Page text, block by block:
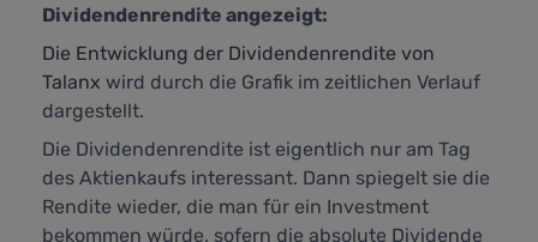
Dividendenrendite angezeigt:
Die Entwicklung der Dividendenrendite von
Talanx wird durch die Grafik im zeitlichen Verlauf
dargestellt.
Die Dividendenrendite ist eigentlich nur am Tag
des Aktienkaufs interessant. Dann spiegelt sie die
Rendite wieder, die man für ein Investment
bekommen würde, sofern die absolute Dividende